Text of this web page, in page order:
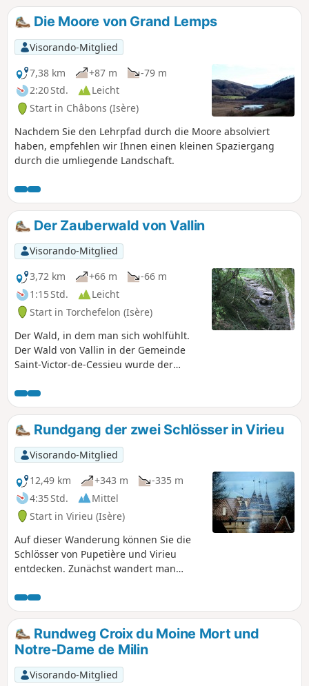
Die Moore von Grand Lemps
Visorando-Mitglied
7,38 km
+87 m
-79 m
2:20 Std.
Leicht
Start in Châbons (Isère)
Nachdem Sie den Lehrpfad durch die Moore absolviert
haben, empfehlen wir Ihnen einen kleinen Spaziergang
durch die umliegende Landschaft.
Der Zauberwald von Vallin
Visorando-Mitglied
3,72 km
+66 m
-66 m
1:15 Std.
Leicht
Start in Torchefelon (Isère)
Der Wald, in dem man sich wohlfühlt.
Der Wald von Vallin in der Gemeinde
Saint-Victor-de-Cessieu wurde der
Templern besucht, die seine heilenden
Kräfte nutzen wollten. Mehrere Stellen
im Wald sollen voller Energie sein, an
diesem Ort herrscht eine besondere
Energie, die Kompasse verrückt spielen
lässt. Es ist ein schöner Wald mit
Buchen, Eichen und
Haselnusssträuchern. Ein Teil des
Waldes wurde mit Douglasien,
Kirschbäumen und Roteichen neu
bepflanzt.
Rundgang der zwei Schlösser in Virieu
Visorando-Mitglied
12,49 km
+343 m
-335 m
4:35 Std.
Mittel
Start in Virieu (Isère)
Auf dieser Wanderung können Sie die
Schlösser von Pupetière und Virieu
entdecken. Zunächst wandert man
eines Hügels, dann durch den Wald
vorbei am Croix du Moine Mort und
schließlich geht es auf dem Hügel
zurück nach Virieu.
Rundweg Croix du Moine Mort und
Notre-Dame de Milin
Visorando-Mitglied